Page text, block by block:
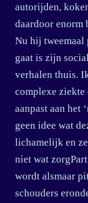
autorijden,
daardoor enorm
Nu hij tweemaal
gaat is zijn
verhalen thuis.
complexe ziekte
aanpast aan het
geen idee wat
lichamelijk en
niet wat
wordt alsmaar
schouders